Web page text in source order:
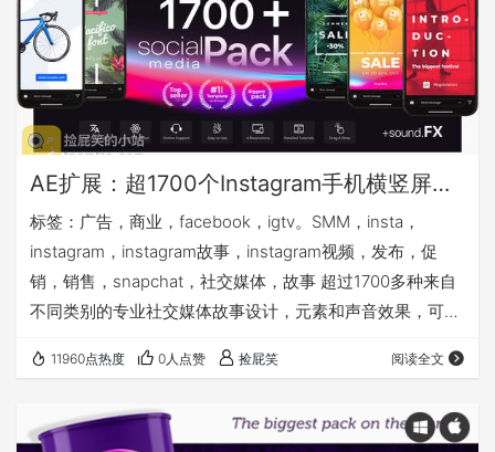
AE扩展：超1700个Instagram手机横竖屏文字标题动画社交媒体包装元素包_Social Media Pack v6.2 (Atom)
标签：广告，商业，facebook，igtv。SMM，insta，
instagram，instagram故事，instagram视频，发布，促
销，销售，snapchat，社交媒体，故事 超过1700多种来自
不同类别的专业社交媒体故事设计，元素和声音效果，可帮
Instagram和Snapchat。实时设置面板将使您可以在一个井
中打开组件。社交媒体包专为所有创作者设计。任何初学者
11960点热度 0人点赞 捡屁笑 阅读全文